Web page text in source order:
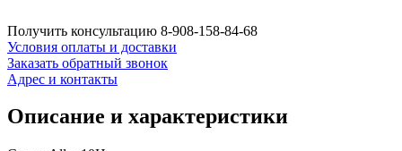
Получить консультацию 8-908-158-84-68
Условия оплаты и доставки
Заказать обратный звонок
Адрес и контакты
Описание и характеристики